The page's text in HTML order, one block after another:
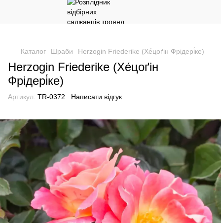
Каталог Шраби Herzogin Friederike (Хе́цоґін Фрідері́ке)
Herzogin Friederike (Хе́цоґін
Фрідері́ке)
Артикул: TR-0372 Написати відгук